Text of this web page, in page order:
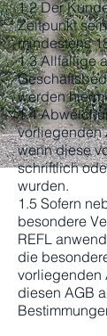
1.2 Der
Zeitpunkt
mindestens
1.3 Allfällige
werden
1.4
vorliegenden
wenn diese
schriftlich
wurden.
1.5 Sofern
besondere
REFL
die
vorliegenden
diesen AGB